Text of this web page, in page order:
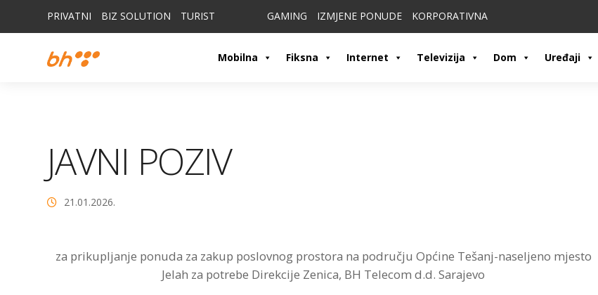
PRIVATNI BIZ SOLUTION TURIST GAMING IZMJENE PONUDE KORPORATIVNA
Mobilna Fiksna Internet Televizija Dom Uređaji
JAVNI POZIV
21.01.2026.
za prikupljanje ponuda za zakup poslovnog prostora na području Općine Tešanj-naseljeno mjesto
Jelah za potrebe Direkcije Zenica, BH Telecom d.d. Sarajevo